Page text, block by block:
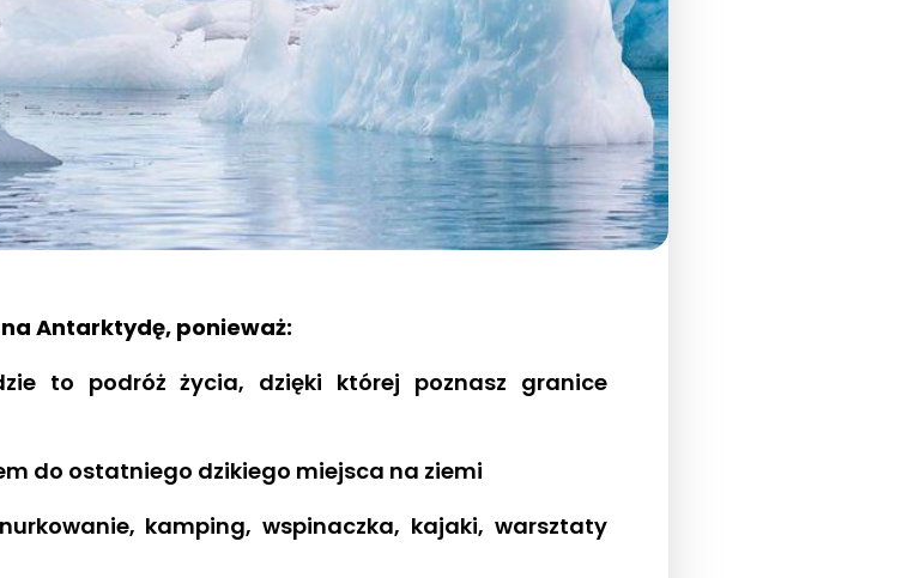
Antarktydę, ponieważ:
to podróż życia, dzięki której poznasz granice
do ostatniego dzikiego miejsca na ziemi
kamping, wspinaczka, kajaki, warsztaty